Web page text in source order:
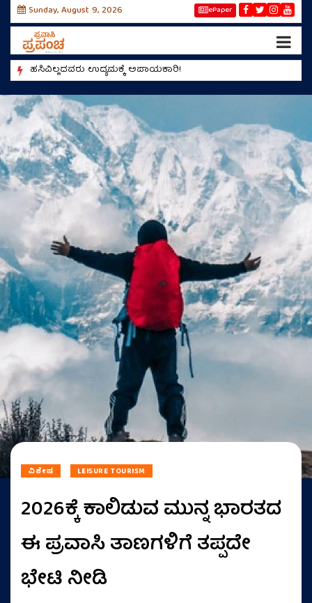
Sunday, August 9, 2026 ePaper
ಹಸಿವಿಲ್ಲದವರು ಉದ್ಯಮಕ್ಕೆ ಅಪಾಯಕಾರಿ!
ವಿಶೇಷ LEISURE TOURISM
2026ಕ್ಕೆ ಕಾಲಿಡುವ ಮುನ್ನ ಭಾರತದ
ಈ ಪ್ರವಾಸಿ ತಾಣಗಳಿಗೆ ತಪ್ಪದೇ
ಭೇಟಿ ನೀಡಿ